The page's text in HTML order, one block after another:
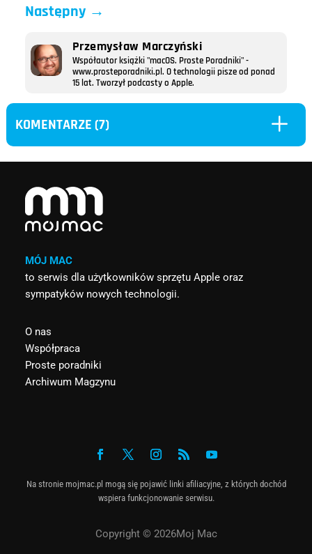
Następny→
Przemysław Marczyński
Współautor książki "macOS. Proste Poradniki" -
www.prosteporadniki.pl. O technologii pisze od ponad
15 lat. Tworzył podcasty o Apple.
KOMENTARZE (7) L
MÓJ MAC
to serwis dla użytkowników sprzętu Apple oraz
sympatyków nowych technologii.
O nas
Współpraca
Proste poradniki
Archiwum Magzynu
Na stronie mojmac.pl mogą się pojawić linki afiliacyjne, z których dochód
wspiera funkcjonowanie serwisu.
Copyright © 2026Moj Mac